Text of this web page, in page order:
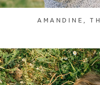
AMANDINE,